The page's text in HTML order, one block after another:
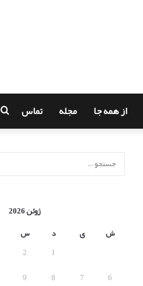
از همه جا مجله تماس
ژوئن 2026
ش
ی د س
1
2
6
7
8
9